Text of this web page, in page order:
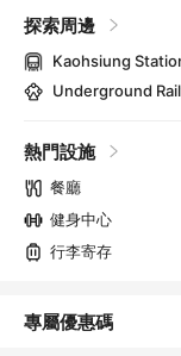
探索周邊
Kaohsiung
Underground
熱門設施
餐廳
健身中心
行李寄存
專屬優惠碼